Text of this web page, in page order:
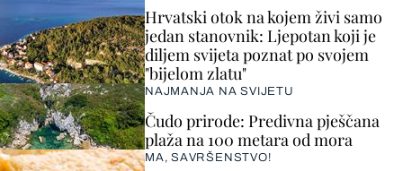
Hrvatski otok na kojem živi samo
jedan stanovnik: Ljepotan koji je
diljem svijeta poznat po svojem
"bijelom zlatu"
NAJMANJA NA SVIJETU
Čudo prirode: Predivna pješčana
plaža na 100 metara od mora
MA, SAVRŠENSTVO!